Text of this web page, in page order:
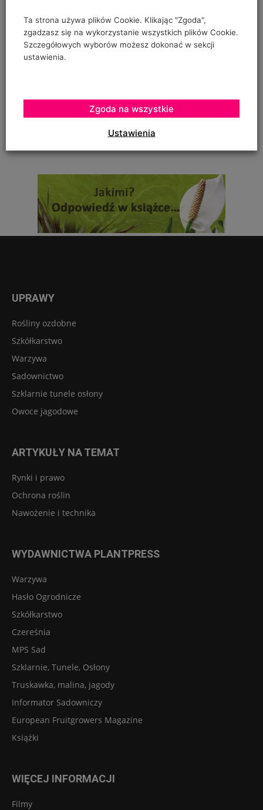
"prowadzenia" pomidorów w szklarence oraz
Urszula Hahajska
To zależy czy podczas uprawy robaczki które ją zjadały,
zostały otrute, czy skrzętnie zebrane i
UPRAWY
Rośliny ozdobne
Szkółkarstwo
Warzywa
Sadownictwo
Szklarnie tunele osłony
Owoce jagodowe
ARTYKUŁY NA TEMAT
Rynki i prawo
Ochrona roślin
Nawożenie i technika
WYDAWNICTWA PLANTPRESS
Warzywa
Hasło Ogrodnicze
Szkółkarstwo
Czereśnia
MPS Sad
Szklarnie, Tunele, Osłony
Truskawka, malina, jagody
Informator Sadowniczy
European Fruitgrowers Magazine
Książki
WIĘCEJ INFORMACJI
Filmy
Ta strona używa plików Cookie. Klikając "Zgoda",
zgadzasz się na wykorzystanie wszystkich plików Cookie.
Szczegółowych wyborów możesz dokonać w sekcji
ustawienia.
Ustawienia
Zgoda na wszystkie